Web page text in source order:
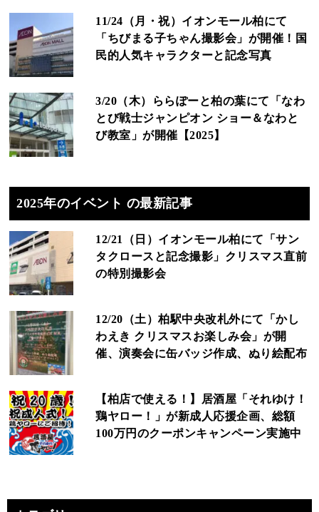
11/24（月・祝）イオンモール柏にて
「ちびまる子ちゃん撮影会」が開催！国
民的人気キャラクターと記念写真
3/20（木）ららぽーと柏の葉にて「なわ
とび戦士ジャンピオン ショー＆なわと
び教室」が開催【2025】
2025年のイベント の最新記事
12/21（日）イオンモール柏にて「サン
タクロースと記念撮影」クリスマス直前
の特別撮影会
12/20（土）柏駅中央改札外にて「かし
わえき クリスマスお楽しみ会」が開
催、演奏会に缶バッジ作成、ぬり絵配布
【柏店で使える！】居酒屋「それゆけ！
鶏ヤロー！」が新成人応援企画、総額
100万円のクーポンキャンペーン実施中